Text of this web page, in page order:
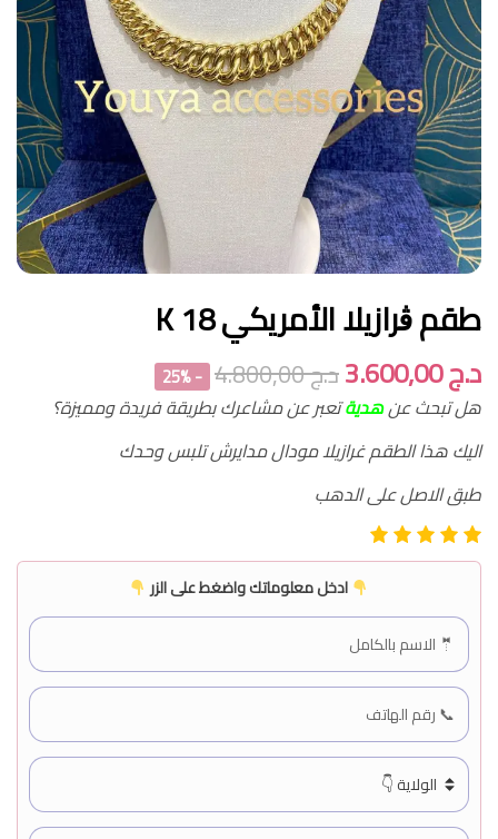
طقم ڨرازيلا الأمريكي 18 K
د.ج3.600,00 د.ج4.800,00
- 25%
هل تبحث عنهديةتعبر عن مشاعرك بطريقة فريدة ومميزة؟
اليك هذا الطقم غرازيلا مودال مدايرش تلبس وحدك
طبق الاصل على الدهب
ادخل معلوماتك واضغط على الزر